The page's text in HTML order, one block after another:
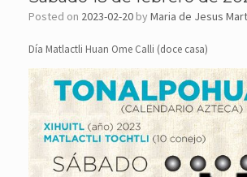
Posted on 2023-02-20 by Maria de Jesus
Día Matlactli Huan Ome Calli (doce casa)